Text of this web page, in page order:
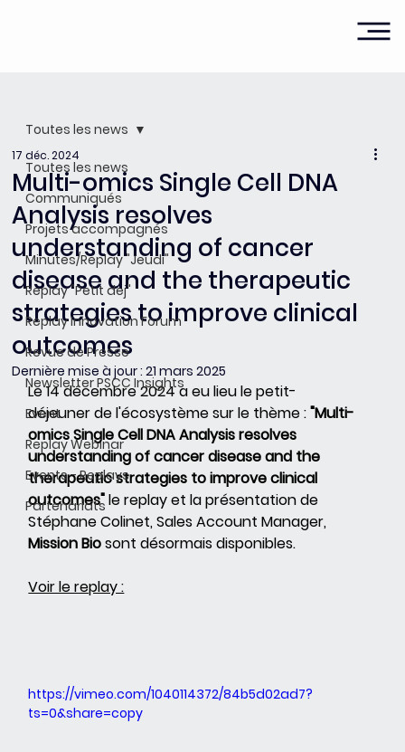
Toutes les news
Communiqués
Projets accompagnés
Minutes/Replay "Jeudi"
Replay "Petit dej"
Replay Innovation Forum
Revue de Presse
Newsletter PSCC Insights
Event
Replay Webinar
Events - Replays
Partenariats
Toutes les news
Multi-omics Single Cell DNA
Analysis resolves
understanding of cancer
disease and the therapeutic
strategies to improve clinical
outcomes
17 déc. 2024
Dernière mise à jour :21 mars 2025
Le 14 décembre 2024 a eu lieu le petit-
déjeuner de l'écosystème sur le thème : "Multi-
omics Single Cell DNA Analysis resolves
understanding of cancer disease and the
therapeutic strategies to improve clinical
outcomes" le replay et la présentation de
Stéphane Colinet, Sales Account Manager,
Mission Bio sont désormais disponibles.
Voir le replay :
https://vimeo.com/1040114372/84b5d02ad7?
ts=0&share=copy